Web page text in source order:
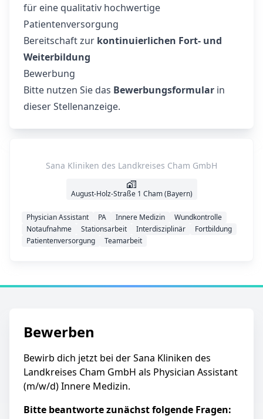
für eine qualitativ hochwertige
Patientenversorgung
Bereitschaft zur kontinuierlichen Fort- und
Weiterbildung
Bewerbung
Bitte nutzen Sie das Bewerbungsformular in
dieser Stellenanzeige.
Sana Kliniken des Landkreises Cham GmbH
August-Holz-Straße 1 Cham (Bayern)
Physician Assistant PA Innere Medizin
Wundkontrolle
Notaufnahme
Stationsarbeit Interdisziplinär
Fortbildung
Patientenversorgung
Teamarbeit
Bewerben
Bewirb dich jetzt bei der Sana Kliniken des
Landkreises Cham GmbH als Physician Assistant
(m/w/d) Innere Medizin.
Bitte beantworte zunächst folgende Fragen: